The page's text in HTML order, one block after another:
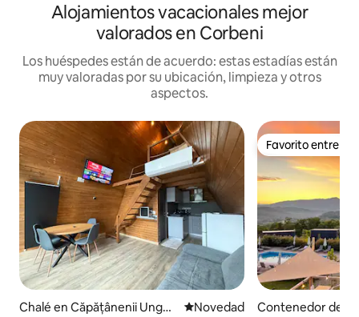
Alojamientos vacacionales mejor
valorados en Corbeni
Los huéspedes están de acuerdo: estas estadías están
muy valoradas por su ubicación, limpieza y otros
aspectos.
Chalé en Căpățânenii Ungur
Lugar para hospedarse
Novedad
Favorito entre
Favorito entre
Contenedor de